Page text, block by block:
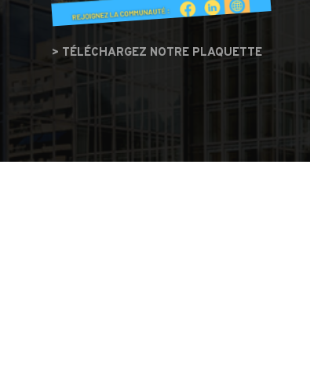
> TÉLÉCHARGEZ NOTRE PLAQUETTE